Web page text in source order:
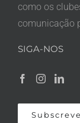
como os
comunicação
SIGA-NOS